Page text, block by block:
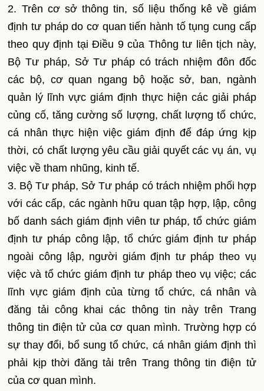
2. Trên cơ sở thông tin, số liệu thống kê về giám
định tư pháp do cơ quan tiến hành tố tụng cung cấp
theo quy định tại Điều 9 của Thông tư liên tịch này,
Bộ Tư pháp, Sở Tư pháp có trách nhiệm đôn đốc
các bộ, cơ quan ngang bộ hoặc sở, ban, ngành
quản lý lĩnh vực giám định thực hiện các giải pháp
củng cố, tăng cường số lượng, chất lượng tổ chức,
cá nhân thực hiện việc giám định để đáp ứng kịp
thời, có chất lượng yêu cầu giải quyết các vụ án, vụ
việc về tham nhũng, kinh tế.
3. Bộ Tư pháp, Sở Tư pháp có trách nhiệm phối hợp
với các cấp, các ngành hữu quan tập hợp, lập, công
bố danh sách giám định viên tư pháp, tổ chức giám
định tư pháp công lập, tổ chức giám định tư pháp
ngoài công lập, người giám định tư pháp theo vụ
việc và tổ chức giám định tư pháp theo vụ việc; các
lĩnh vực giám định của từng tổ chức, cá nhân và
đăng tải công khai các thông tin này trên Trang
thông tin điện tử của cơ quan mình. Trường hợp có
sự thay đổi, bổ sung tổ chức, cá nhân giám định thì
phải kịp thời đăng tải trên Trang thông tin điện tử
của cơ quan mình.